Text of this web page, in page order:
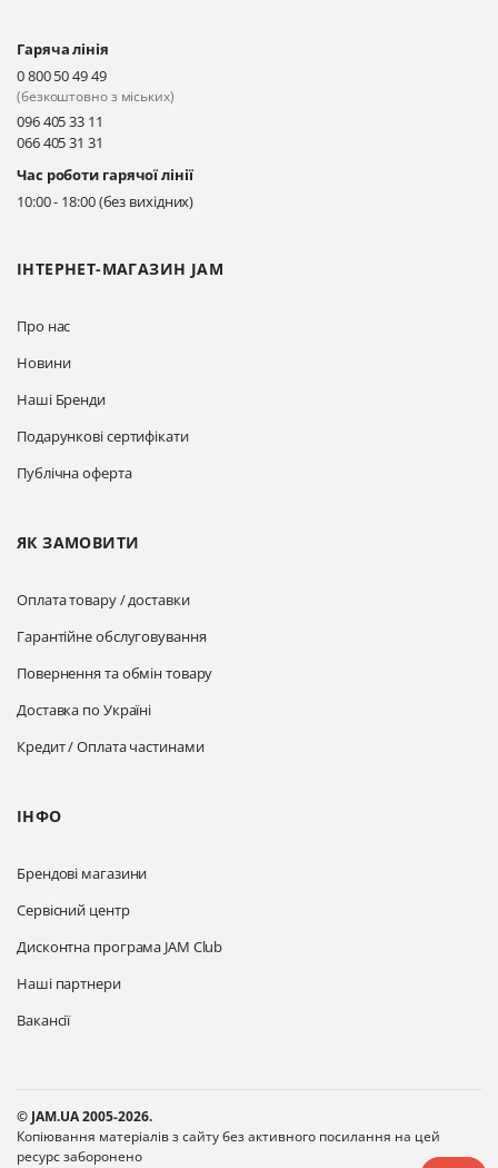
Київ, вул. Драгоманова 31-д
Прокласти маршрут
Київ, вул. Драгоманова 31-д
Прокласти маршрут
ІНТЕРНЕТ-МАГАЗИН JAM
Про нас
Новини
Наші Бренди
Подарункові сертифікати
Публічна оферта
ЯК ЗАМОВИТИ
Оплата товару / доставки
Гарантійне обслуговування
Повернення та обмін товару
Доставка по Україні
Кредит / Оплата частинами
ІНФО
Брендові магазини
Сервісний центр
Дисконтна програма JAM Club
Наші партнери
Вакансії
Гаряча лінія
0 800 50 49 49
(безкоштовно з міських)
096 405 33 11
066 405 31 31
Час роботи гарячої лінії
10:00 - 18:00 (без вихідних)
© JAM.UA 2005-2026.
Копіювання матеріалів з сайту без активного посилання на цей
ресурс заборонено